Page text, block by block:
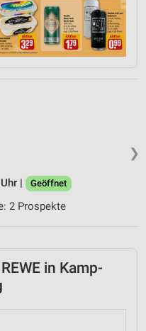
❯
|
Geöffnet
2 Prospekte
in Kamp-